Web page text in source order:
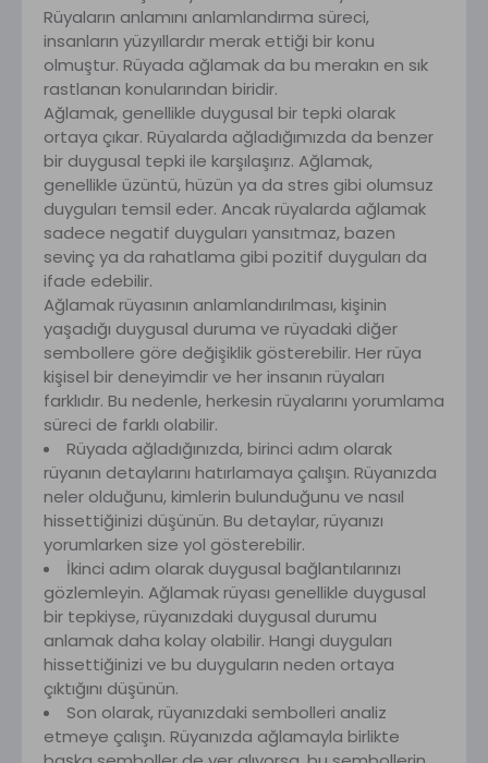
Rüyaların anlamını anlamlandırma süreci,
insanların yüzyıllardır merak ettiği bir konu
olmuştur. Rüyada ağlamak da bu merakın en sık
rastlanan konularından biridir.
Ağlamak, genellikle duygusal bir tepki olarak
ortaya çıkar. Rüyalarda ağladığımızda da benzer
bir duygusal tepki ile karşılaşırız. Ağlamak,
genellikle üzüntü, hüzün ya da stres gibi olumsuz
duyguları temsil eder. Ancak rüyalarda ağlamak
sadece negatif duyguları yansıtmaz, bazen
sevinç ya da rahatlama gibi pozitif duyguları da
ifade edebilir.
Ağlamak rüyasının anlamlandırılması, kişinin
yaşadığı duygusal duruma ve rüyadaki diğer
sembollere göre değişiklik gösterebilir. Her rüya
kişisel bir deneyimdir ve her insanın rüyaları
farklıdır. Bu nedenle, herkesin rüyalarını yorumlama
süreci de farklı olabilir.
Rüyada ağladığınızda, birinci adım olarak
rüyanın detaylarını hatırlamaya çalışın. Rüyanızda
neler olduğunu, kimlerin bulunduğunu ve nasıl
hissettiğinizi düşünün. Bu detaylar, rüyanızı
yorumlarken size yol gösterebilir.
İkinci adım olarak duygusal bağlantılarınızı
gözlemleyin. Ağlamak rüyası genellikle duygusal
bir tepkiyse, rüyanızdaki duygusal durumu
anlamak daha kolay olabilir. Hangi duyguları
hissettiğinizi ve bu duyguların neden ortaya
çıktığını düşünün.
Son olarak, rüyanızdaki sembolleri analiz
etmeye çalışın. Rüyanızda ağlamayla birlikte